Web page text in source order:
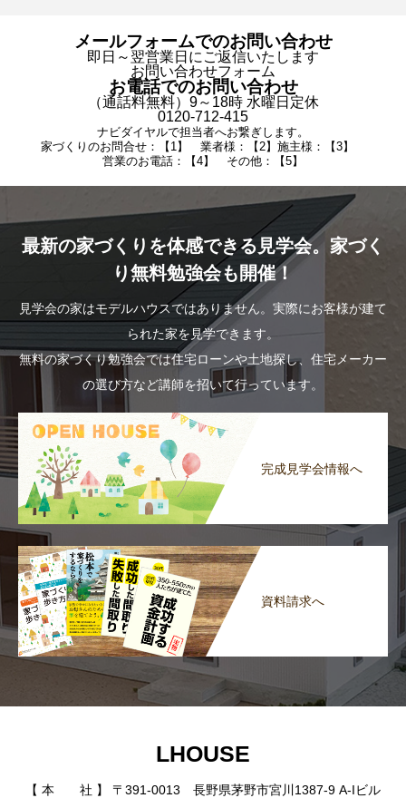
メールフォームでのお問い合わせ
即日～翌営業日にご返信いたします
お問い合わせフォーム
お電話でのお問い合わせ
（通話料無料）9～18時 水曜日定休
0120-712-415
ナビダイヤルで担当者へお繋ぎします。
家づくりのお問合せ：【1】 業者様：【2】施主様：【3】
営業のお電話：【4】 その他：【5】
最新の家づくりを体感できる見学会。家づく
り無料勉強会も開催！
見学会の家はモデルハウスではありません。実際にお客様が建て
られた家を見学できます。
無料の家づくり勉強会では住宅ローンや土地探し、住宅メーカー
の選び方など講師を招いて行っています。
完成見学会情報へ
資料請求へ
LHOUSE
【 本 社 】 〒391-0013 長野県茅野市宮川1387-9 A-Iビル